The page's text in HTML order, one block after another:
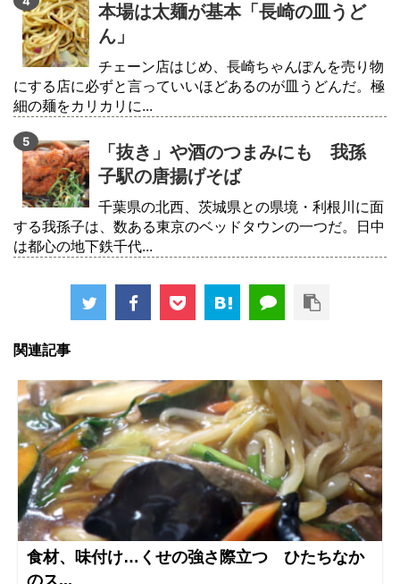
本場は太麺が基本「長崎の皿うど
ん」
チェーン店はじめ、長崎ちゃんぽんを売り物
にする店に必ずと言っていいほどあるのが皿うどんだ。極
細の麺をカリカリに...
「抜き」や酒のつまみにも 我孫
子駅の唐揚げそば
千葉県の北西、茨城県との県境・利根川に面
する我孫子は、数ある東京のベッドタウンの一つだ。日中
は都心の地下鉄千代...
関連記事
食材、味付け…くせの強さ際立つ ひたちなか
のス...